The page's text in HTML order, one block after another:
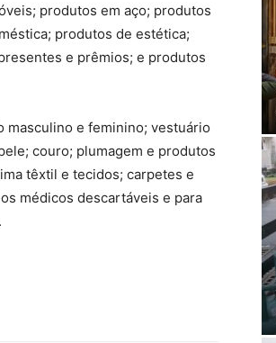
produtos em aço; produtos
produtos de estética;
e prêmios; e produtos
masculino e feminino; vestuário
couro; plumagem e produtos
têxtil e tecidos; carpetes e
médicos descartáveis e para